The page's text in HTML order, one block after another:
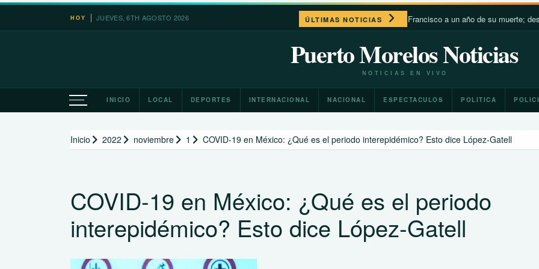
Saltar
HOY JUEVES, 6TH AGOSTO 2026 ÚLTIMAS NOTICIAS
León XIV recuerda a Francisco a un año de su muerte; destaca su
Puerto Morelos Noticias
NOTICIAS EN VIVO
INICIO LOCAL DEPORTES INTERNACIONAL NACIONAL ESPECTACULOS POLITICA
Inicio 2022 noviembre 1 COVID-19 en México: ¿Qué es el periodo interepidémico? Esto dice López-Gatell
COVID-19 en México: ¿Qué es el periodo
interepidémico? Esto dice López-Gatell